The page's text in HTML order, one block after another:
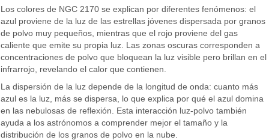
Los colores de NGC 2170 se explican por diferentes fenómenos: el
azul proviene de la luz de las estrellas jóvenes dispersada por granos
de polvo muy pequeños, mientras que el rojo proviene del gas
caliente que emite su propia luz. Las zonas oscuras corresponden a
concentraciones de polvo que bloquean la luz visible pero brillan en el
infrarrojo, revelando el calor que contienen.
La dispersión de la luz depende de la longitud de onda: cuanto más
azul es la luz, más se dispersa, lo que explica por qué el azul domina
en las nebulosas de reflexión. Esta interacción luz-polvo también
ayuda a los astrónomos a comprender mejor el tamaño y la
distribución de los granos de polvo en la nube.